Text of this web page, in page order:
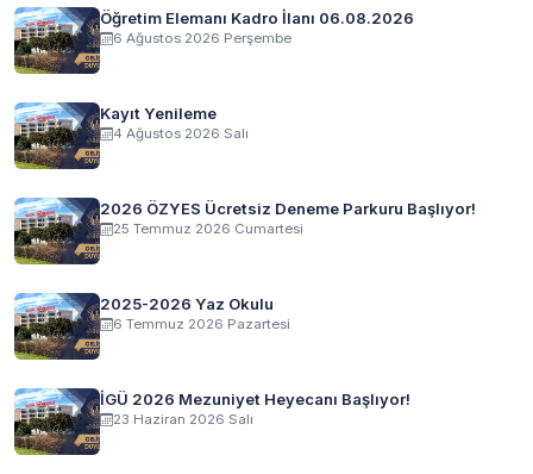
Öğretim Elemanı Kadro İlanı 06.08.2026
6 Ağustos 2026 Perşembe
Kayıt Yenileme
4 Ağustos 2026 Salı
2026 ÖZYES Ücretsiz Deneme Parkuru Başlıyor!
25 Temmuz 2026 Cumartesi
2025-2026 Yaz Okulu
6 Temmuz 2026 Pazartesi
İGÜ 2026 Mezuniyet Heyecanı Başlıyor!
23 Haziran 2026 Salı